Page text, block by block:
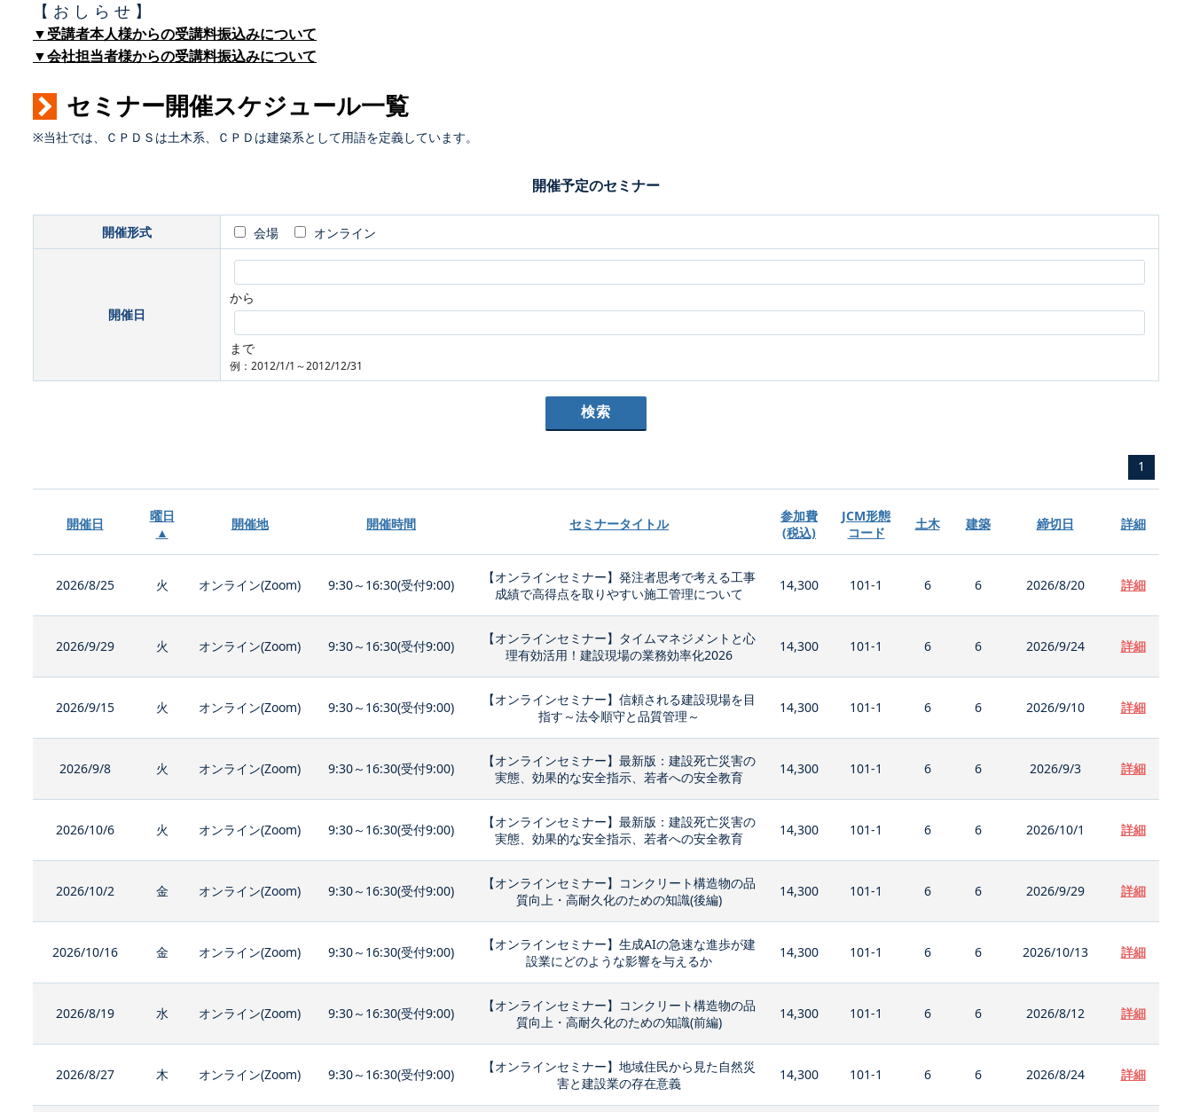
【 お し ら せ 】
▼受講者本人様からの受講料振込みについて
▼会社担当者様からの受講料振込みについて
セミナー開催スケジュール一覧
※当社では、ＣＰＤＳは土木系、ＣＰＤは建築系として用語を定義しています。
開催予定のセミナー
開催形式 会場 オンライン
開催日
から
まで
例：2012/1/1～2012/12/31
1
開催日
曜日
▲
開催地 開催時間 セミナータイトル
参加費
(税込)
JCM形態
コード
土木 建築 締切日 詳細
2026/8/25 火 オンライン(Zoom) 9:30～16:30(受付9:00)
【オンラインセミナー】発注者思考で考える工事
成績で高得点を取りやすい施工管理について
14,300 101-1 6 6 2026/8/20 詳細
2026/9/29 火 オンライン(Zoom) 9:30～16:30(受付9:00)
【オンラインセミナー】タイムマネジメントと心
理有効活用！建設現場の業務効率化2026
14,300 101-1 6 6 2026/9/24 詳細
2026/9/15 火 オンライン(Zoom) 9:30～16:30(受付9:00)
【オンラインセミナー】信頼される建設現場を目
指す～法令順守と品質管理～
14,300 101-1 6 6 2026/9/10 詳細
2026/9/8 火 オンライン(Zoom) 9:30～16:30(受付9:00)
【オンラインセミナー】最新版：建設死亡災害の
実態、効果的な安全指示、若者への安全教育
14,300 101-1 6 6 2026/9/3 詳細
2026/10/6 火 オンライン(Zoom) 9:30～16:30(受付9:00)
【オンラインセミナー】最新版：建設死亡災害の
実態、効果的な安全指示、若者への安全教育
14,300 101-1 6 6 2026/10/1 詳細
2026/10/2 金 オンライン(Zoom) 9:30～16:30(受付9:00)
【オンラインセミナー】コンクリート構造物の品
質向上・高耐久化のための知識(後編)
14,300 101-1 6 6 2026/9/29 詳細
2026/10/16 金 オンライン(Zoom) 9:30～16:30(受付9:00)
【オンラインセミナー】生成AIの急速な進歩が建
設業にどのような影響を与えるか
14,300 101-1 6 6 2026/10/13 詳細
2026/8/19 水 オンライン(Zoom) 9:30～16:30(受付9:00)
【オンラインセミナー】コンクリート構造物の品
質向上・高耐久化のための知識(前編)
14,300 101-1 6 6 2026/8/12 詳細
2026/8/27 木 オンライン(Zoom) 9:30～16:30(受付9:00)
【オンラインセミナー】地域住民から見た自然災
害と建設業の存在意義
14,300 101-1 6 6 2026/8/24 詳細